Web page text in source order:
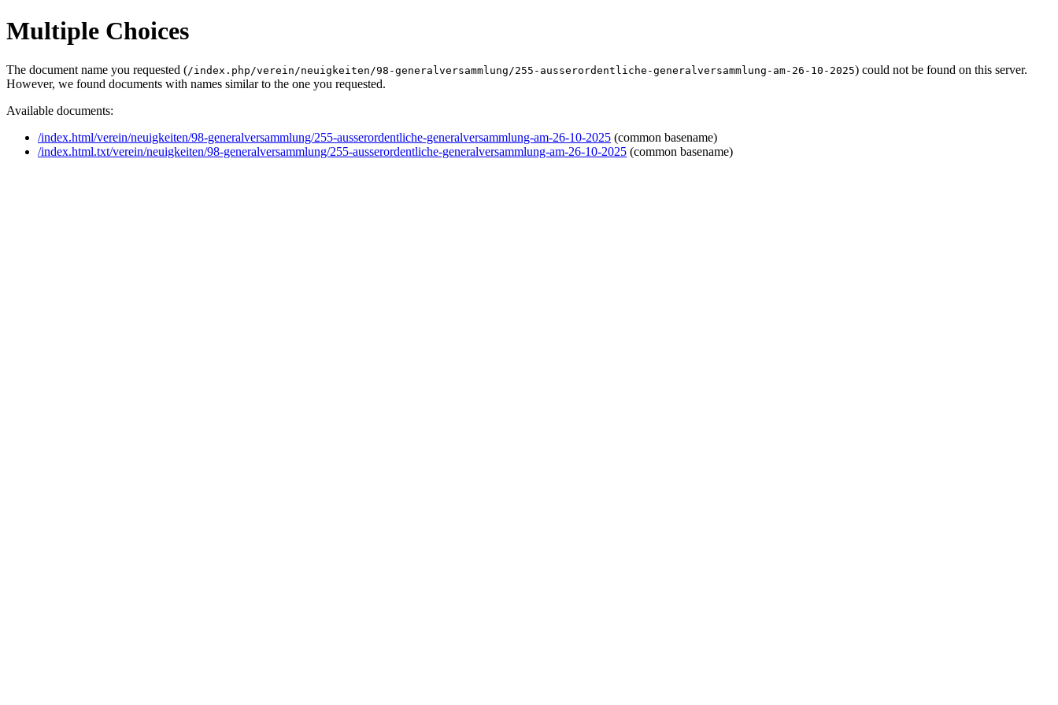
Multiple Choices
The document name you requested (/index.php/verein/neuigkeiten/98-generalversammlung/255-ausserordentliche-generalversammlung-am-26-10-2025) could not be found on this server.
However, we found documents with names similar to the one you requested.
Available documents:
/index.html/verein/neuigkeiten/98-generalversammlung/255-ausserordentliche-generalversammlung-am-26-10-2025 (common basename)
/index.html.txt/verein/neuigkeiten/98-generalversammlung/255-ausserordentliche-generalversammlung-am-26-10-2025 (common basename)